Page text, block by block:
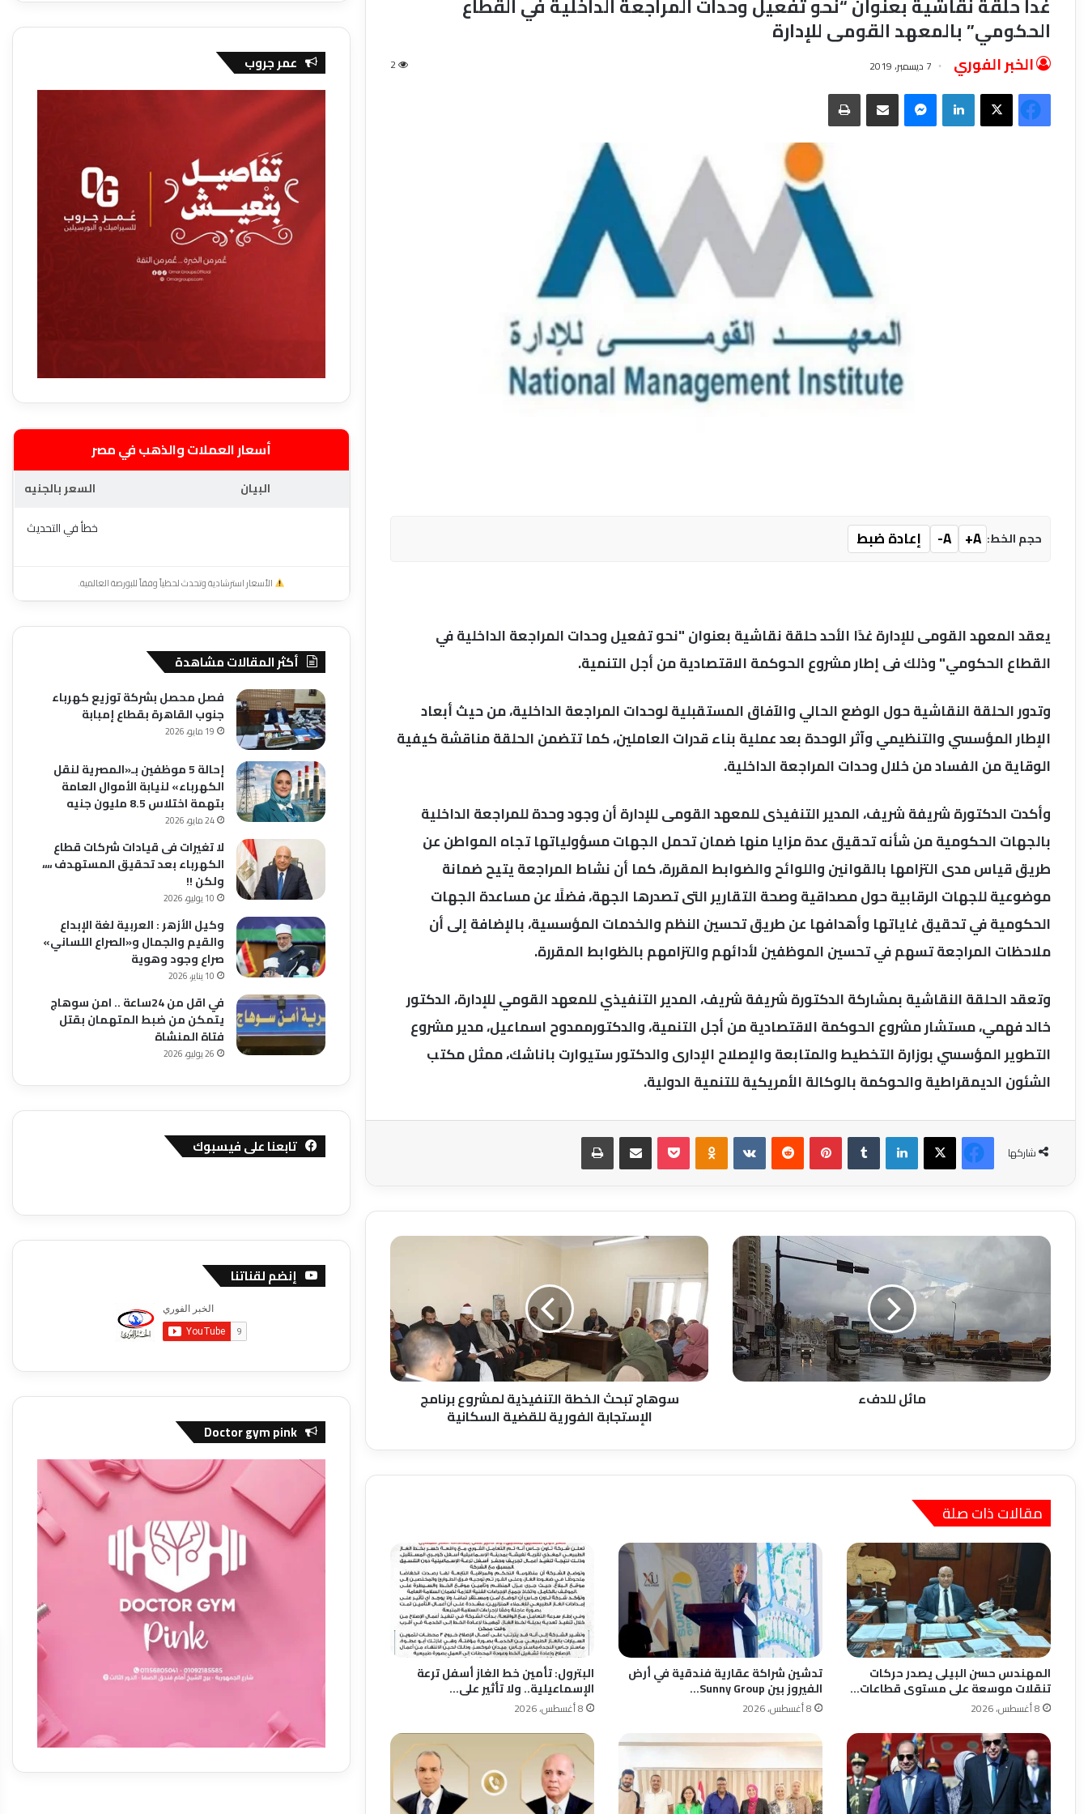
الحكومي” بالمعهد القومى للإدارة
الخبر الفوري 7 ديسمبر، 2019 2
فيسبوك‫X لينكدإن ماسنجر مشاركة عبر البريد طباعة
حجم الخط: A+
A- إعادة ضبط
يعقد المعهد القومى للإدارة غدًا الأحد حلقة نقاشية بعنوان "نحو تفعيل وحدات المراجعة الداخلية في
القطاع الحكومي" وذلك فى إطار مشروع الحوكمة الاقتصادية من أجل التنمية.
وتدور الحلقة النقاشية حول الوضع الحالي والآفاق المستقبلية لوحدات المراجعة الداخلية، من حيث أبعاد
الإطار المؤسسي والتنظيمي وآثر الوحدة بعد عملية بناء قدرات العاملين، كما تتضمن الحلقة مناقشة كيفية
الوقاية من الفساد من خلال وحدات المراجعة الداخلية.
وأكدت الدكتورة شريفة شريف، المدير التنفيذى للمعهد القومى للإدارة أن وجود وحدة للمراجعة الداخلية
بالجهات الحكومية من شأنه تحقيق عدة مزايا منها ضمان تحمل الجهات مسؤولياتها تجاه المواطن عن
طريق قياس مدى التزامها بالقوانين واللوائح والضوابط المقررة، كما أن نشاط المراجعة يتيح ضمانة
موضوعية للجهات الرقابية حول مصداقية وصحة التقارير التى تصدرها الجهة، فضلًا عن مساعدة الجهات
الحكومية في تحقيق غاياتها وأهدافها عن طريق تحسين النظم والخدمات المؤسسية، بالإضافة إلى أن
ملاحظات المراجعة تسهم في تحسين الموظفين لأدائهم والتزامهم بالظوابط المقررة.
وتعقد الحلقة النقاشية بمشاركة الدكتورة شريفة شريف، المدير التنفيذي للمعهد القومي للإدارة، الدكتور
خالد فهمي، مستشار مشروع الحوكمة الاقتصادية من أجل التنمية، والدكتورممدوح اسماعيل، مدير مشروع
التطوير المؤسسي بوزارة التخطيط والمتابعة والإصلاح الإدارى والدكتور ستيوارت باناشك، ممثل مكتب
الشئون الديمقراطية والحوكمة بالوكالة الأمريكية للتنمية الدولية.
شاركها
فيسبوك‫X لينكدإن بينتيريست Odnoklassniki
‫Pocket مشاركة عبر البريد طباعة
مائل
مائل للدفء
سوهاج
الخطة
التنفيذية
لمشروع
برنامج
الإستجابة
الفورية
للقضية
السكانيةسوهاج تبحث الخطة التنفيذية لمشروع برنامج
الإستجابة الفورية للقضية السكانية
مقالات ذات صلة
المهندس حسن البيلى يصدر حركات
تنقلات موسعة على مستوى قطاعات…
8 أغسطس، 2026
تدشين شراكة عقارية فندقية في أرض
الفيروز بين Sunny Group…
8 أغسطس، 2026
البترول: تأمين خط الغاز أسفل ترعة
الإسماعيلية.. ولا تأثير على…
8 أغسطس، 2026
عمر جروب
أسعار العملات والذهب في مصر
البيان
السعر بالجنيه
خطأ في التحديث
الأسعار استرشادية وتحدث لحظياً وفقاً للبورصة العالمية.
أكثر المقالات مشاهدة
فصل محصل بشركة توزيع كهرباء
جنوب القاهرة بقطاع إمبابة
19 مايو، 2026
إحالة 5 موظفين بـ«المصرية لنقل
الكهرباء» لنيابة الأموال العامة
بتهمة اختلاس 8.5 مليون جنيه
24 مايو، 2026
لا تغيرات فى قيادات شركات قطاع
الكهرباء بعد تحقيق المستهدف ،،،،
ولكن !!
10 يوليو، 2026
وكيل الأزهر : العربية لغة الإبداع
والقيم والجمال و«الصراع اللساني»
صراع وجود وهوية
10 يناير، 2026
في اقل من 24ساعة .. امن سوهاج
يتمكن من ضبط المتهمان بقتل
فتاة المنشاة
26 يوليو، 2026
تابعنا على فيسبوك
إنضم لقناتنا
Doctor gym pink